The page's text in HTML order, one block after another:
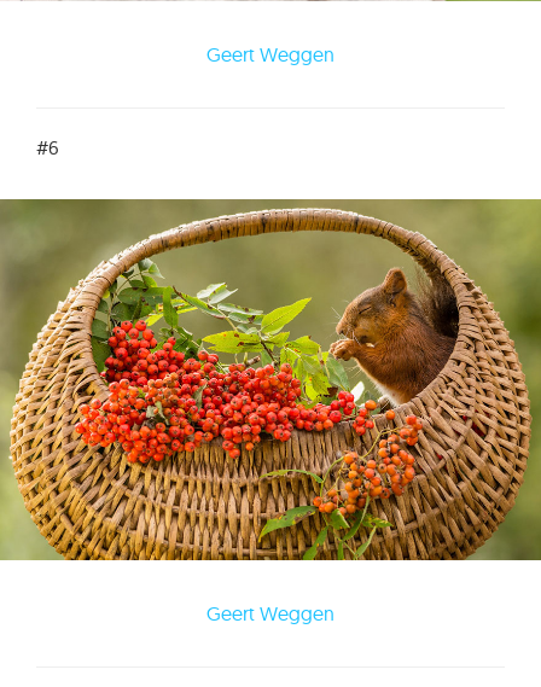
Geert Weggen
#6
Geert Weggen